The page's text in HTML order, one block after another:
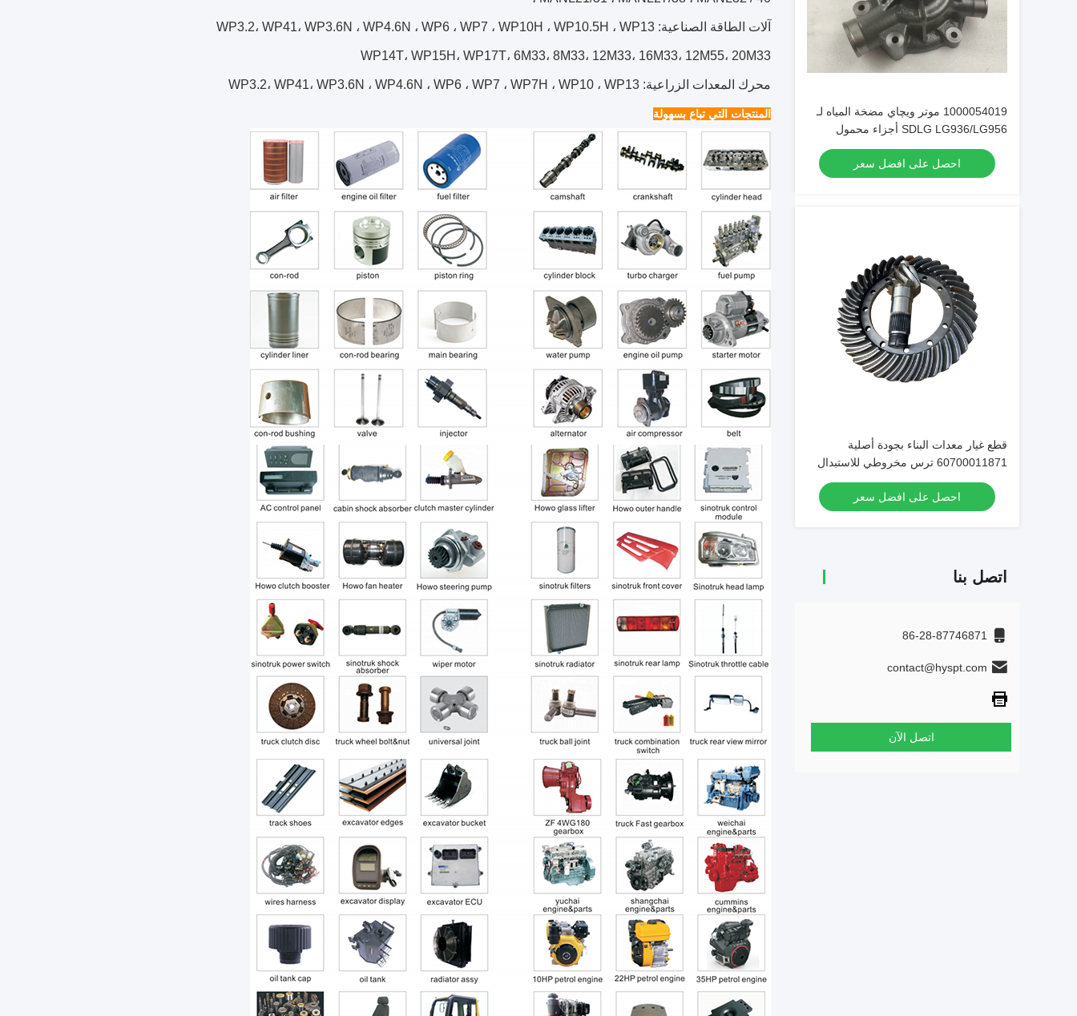
1000054019 موتر ويچاي مضخة المياه لـ
SDLG LG936/LG956 أجزاء محمول
عجلات
احصل على افضل سعر
قطع غيار معدات البناء بجودة أصلية
60700011871 ترس مخروطي للاستبدال
احصل على افضل سعر
اتصل بنا
86-28-87746871
contact@hyspt.com
اتصل الآن
آلات الطاقة الصناعية: WP3.2، WP41، WP3.6N ، WP4.6N ، WP6 ، WP7 ، WP10H ، WP10.5H ، WP13
WP14T، WP15H، WP17T، 6M33، 8M33، 12M33، 16M33، 12M55، 20M33
محرك المعدات الزراعية: WP3.2، WP41، WP3.6N ، WP4.6N ، WP6 ، WP7 ، WP7H ، WP10 ، WP13
المنتجات التي تباع بسهولة